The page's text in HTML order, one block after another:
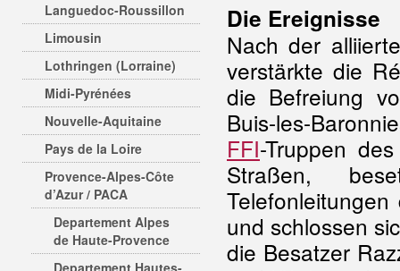
Languedoc-Roussillon
Limousin
Lothringen (Lorraine)
Midi-Pyrénées
Nouvelle-Aquitaine
Pays de la Loire
Provence-Alpes-Côte
d’Azur / PACA
Departement Alpes
de Haute-Provence
Departement Hautes-
Die Ereignisse
Nach der
verstärkte die
die Befreiung
Buis-les-
FFI-Truppen
Straßen,
und schlossen
die Besatzer